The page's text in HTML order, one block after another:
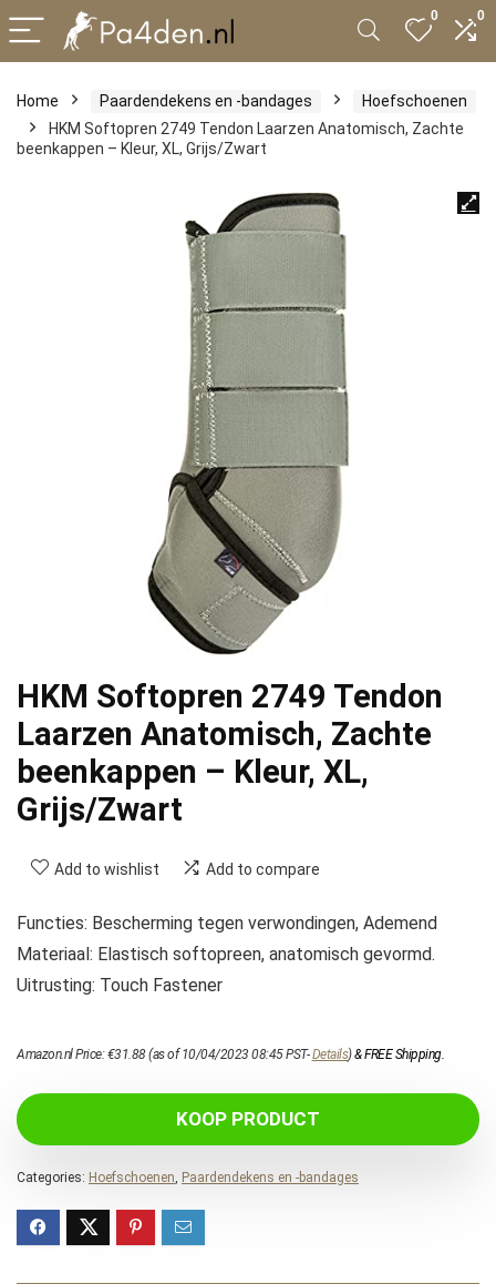
0 0
Home Paardendekens en -bandages
Hoefschoenen
HKM Softopren 2749 Tendon Laarzen Anatomisch, Zachte
beenkappen – Kleur, XL, Grijs/Zwart
HKM Softopren 2749 Tendon
Laarzen Anatomisch, Zachte
beenkappen – Kleur, XL,
Grijs/Zwart
Add to wishlist Add to compare
Functies: Bescherming tegen verwondingen, Ademend
Materiaal: Elastisch softopreen, anatomisch gevormd.
Uitrusting: Touch Fastener
Amazon.nl Price:€31.88(as of 10/04/2023 08:45 PST-Details)&FREE Shipping.
KOOP PRODUCT
Categories: Hoefschoenen, Paardendekens en -bandages